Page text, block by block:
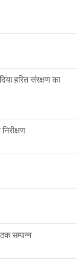
हरित संरक्षण का
सम्पन्न